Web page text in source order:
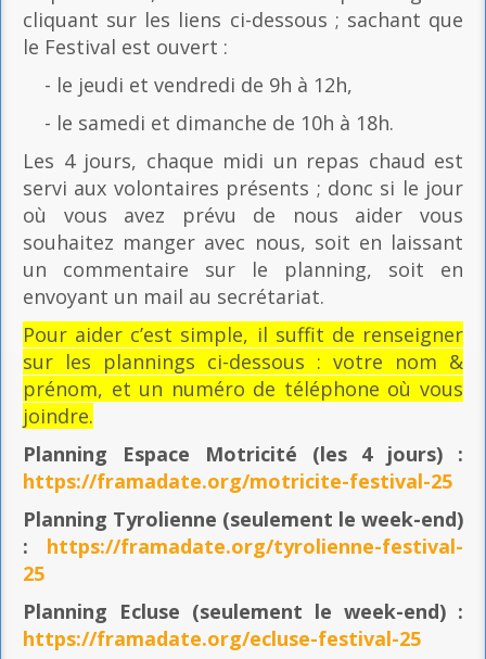
cliquant sur les liens ci-dessous ; sachant que
le Festival est ouvert :
- le jeudi et vendredi de 9h à 12h,
- le samedi et dimanche de 10h à 18h.
Les 4 jours, chaque midi un repas chaud est
servi aux volontaires présents ; donc si le jour
où vous avez prévu de nous aider vous
souhaitez manger avec nous, soit en laissant
un commentaire sur le planning, soit en
envoyant un mail au secrétariat.
Pour aider c’est simple, il suffit de renseigner
sur les plannings ci-dessous : votre nom &
prénom, et un numéro de téléphone où vous
joindre.
Planning Espace Motricité (les 4 jours) :
https://framadate.org/motricite-festival-25
Planning Tyrolienne (seulement le week-end)
: https://framadate.org/tyrolienne-festival-
25
Planning Ecluse (seulement le week-end) :
https://framadate.org/ecluse-festival-25